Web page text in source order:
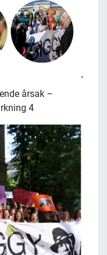
årsak –
4